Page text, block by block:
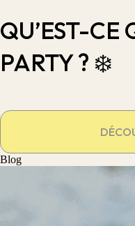
QU’EST-CE
PARTY ? ❄️
Blog